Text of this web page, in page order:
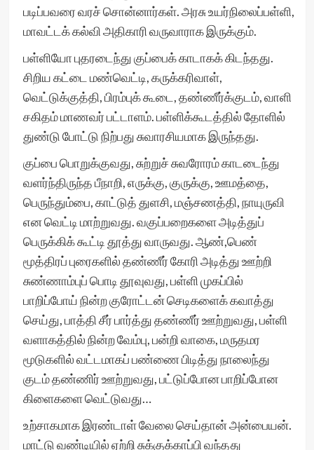
படிப்பவரை வரச் சொன்னார்கள். அரசு உயர்நிலைப்பள்ளி,
மாவட்டக் கல்வி அதிகாரி வருவாராக இருக்கும்.
பள்ளியோ புதரடைந்து குப்பைக் காடாகக் கிடந்தது.
சிறிய கட்டை மண்வெட்டி, கருக்கரிவாள்,
வெட்டுக்குத்தி, பிரம்புக் கூடை, தண்ணீர்க்குடம், வாளி
சகிதம் மாணவர் பட்டாளம். பள்ளிக்கூடத்தில் தோளில்
துண்டு போட்டு நிற்பது சுவாரசியமாக இருந்தது.
குப்பை பொறுக்குவது, சுற்றுச் சுவரோரம் காடடைந்து
வளர்ந்திருந்த பீநாறி, எருக்கு, குருக்கு, ஊமத்தை,
பெருந்தும்பை, காட்டுத் துளசி, மஞ்சணத்தி, நாயுருவி
என வெட்டி மாற்றுவது. வகுப்பறைகளை அடித்துப்
பெருக்கிக் கூட்டி தூத்து வாருவது. ஆண்,பெண்
மூத்திரப் புரைகளில் தண்ணீர் கோரி அடித்து ஊற்றி
சுண்ணாம்புப் பொடி தூவுவது, பள்ளி முகப்பில்
பாறிப்போய் நின்ற குரோட்டன் செடிகளைக் கவாத்து
செய்து, பாத்தி சீர் பார்த்து தண்ணீர் ஊற்றுவது, பள்ளி
வளாகத்தில் நின்ற வேம்பு, பன்றி வாகை, மருதமர
மூடுகளில் வட்டமாகப் பண்ணை பிடித்து நாலைந்து
குடம் தண்ணிர் ஊற்றுவது, பட்டுப்போன பாறிப்போன
கிளைகளை வெட்டுவது…
உற்சாகமாக இரண்டாள் வேலை செய்தான் அன்பையன்.
மாட்டு வண்டியில் ஏற்றி சுக்குக்காப்பி வந்தது